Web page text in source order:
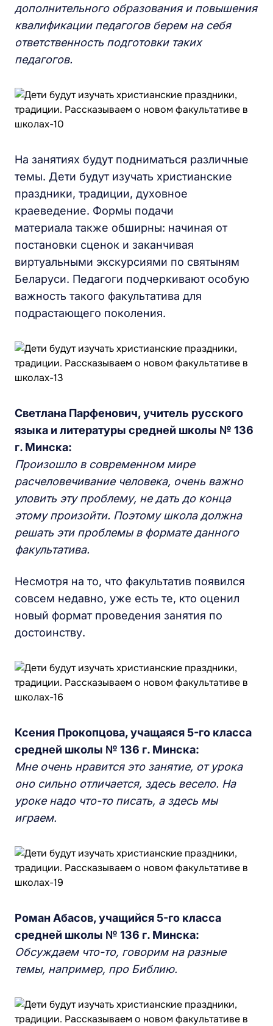
дополнительного образования и повышения
квалификации педагогов берем на себя
ответственность подготовки таких
педагогов.
На занятиях будут подниматься различные
темы. Дети будут изучать христианские
праздники, традиции, духовное
краеведение. Формы подачи
материала также обширны: начиная от
постановки сценок и заканчивая
виртуальными экскурсиями по святыням
Беларуси. Педагоги подчеркивают особую
важность такого факультатива для
подрастающего поколения.
Светлана Парфенович, учитель русского
языка и литературы средней школы № 136
г. Минска:
Произошло в современном мире
расчеловечивание человека, очень важно
уловить эту проблему, не дать до конца
этому произойти. Поэтому школа должна
решать эти проблемы в формате данного
факультатива.
Несмотря на то, что факультатив появился
совсем недавно, уже есть те, кто оценил
новый формат проведения занятия по
достоинству.
Ксения Прокопцова, учащаяся 5-го класса
средней школы № 136 г. Минска:
Мне очень нравится это занятие, от урока
оно сильно отличается, здесь весело. На
уроке надо что-то писать, а здесь мы
играем.
Роман Абасов, учащийся 5-го класса
средней школы № 136 г. Минска:
Обсуждаем что-то, говорим на разные
темы, например, про Библию.